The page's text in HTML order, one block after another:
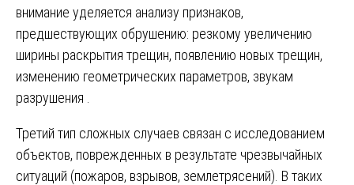
внимание уделяется анализу признаков,
предшествующих обрушению: резкому увеличению
ширины раскрытия трещин, появлению новых трещин,
изменению геометрических параметров, звукам
разрушения .
Третий тип сложных случаев связан с исследованием
объектов, поврежденных в результате чрезвычайных
ситуаций (пожаров, взрывов, землетрясений). В таких